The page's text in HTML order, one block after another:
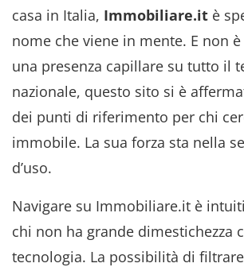
casa in Italia, Immobiliare.it è
nome che viene in mente. E non
una presenza capillare su tutto il
nazionale, questo sito si è
dei punti di riferimento per chi
immobile. La sua forza sta nella
d’uso.
Navigare su Immobiliare.it è
chi non ha grande dimestichezza
tecnologia. La possibilità di